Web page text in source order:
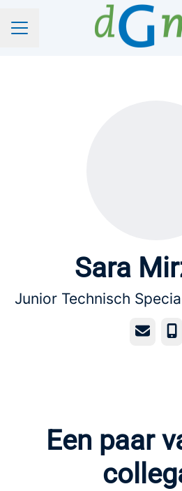
CARRIÈREMENU
Sara
Junior Technisch
E-
Een paar